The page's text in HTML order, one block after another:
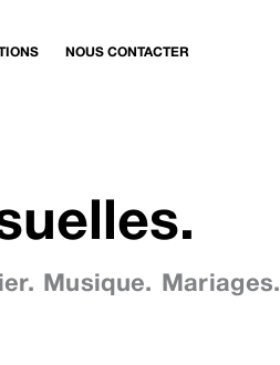
NOUS CONTACTER
Musique. Mariages.